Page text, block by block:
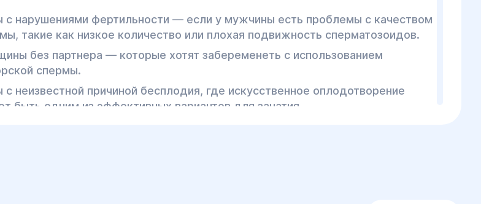
с нарушениями фертильности — если у мужчины есть проблемы с качеством
такие как низкое количество или плохая подвижность сперматозоидов.
без партнера — которые хотят забеременеть с использованием
спермы.
с неизвестной причиной бесплодия, где искусственное оплодотворение
быть одним из эффективных вариантов для зачатия.